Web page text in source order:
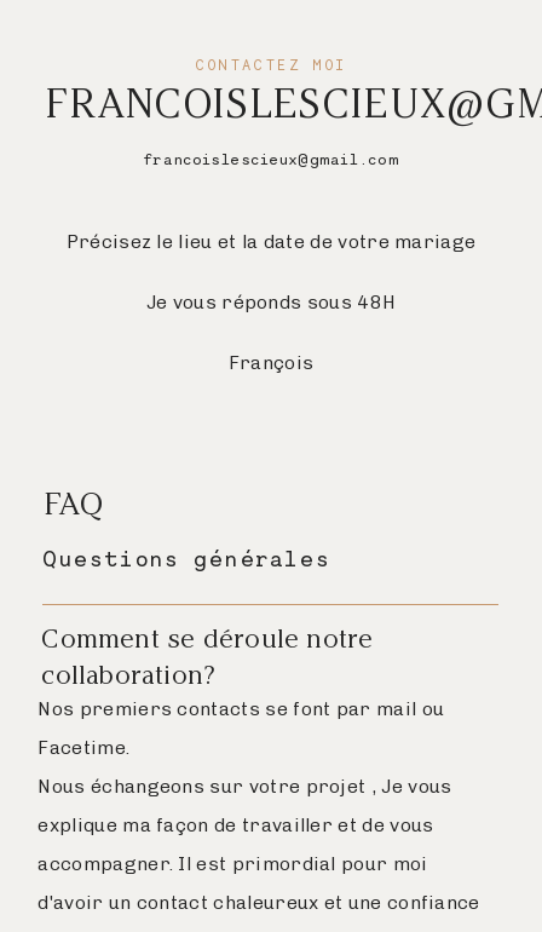
CONTACTEZ MOI
francoislescieux@gmail.com
Précisez le lieu et la date de votre mariage
Je vous réponds sous 48H
François
FAQ
Comment se déroule notre
collaboration?
Questions générales
Nos premiers contacts se font par mail ou
Facetime.
Nous échangeons sur votre projet , Je vous
explique ma façon de travailler et de vous
accompagner. Il est primordial pour moi
d'avoir un contact chaleureux et une confiance